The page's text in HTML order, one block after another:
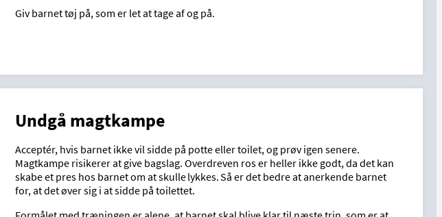
Giv barnet tøj på, som er let at tage af og på.
Undgå magtkampe
Acceptér, hvis barnet ikke vil sidde på potte eller toilet, og prøv igen senere.
Magtkampe risikerer at give bagslag. Overdreven ros er heller ikke godt, da det kan
skabe et pres hos barnet om at skulle lykkes. Så er det bedre at anerkende barnet
for, at det øver sig i at sidde på toilettet.